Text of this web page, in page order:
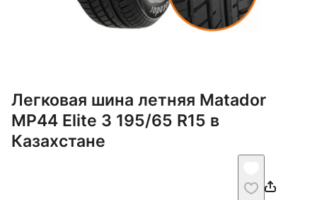
Легковая шина летняя Matador
MP44 Elite 3 195/65 R15 в
Казахстане